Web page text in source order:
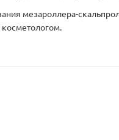
мезароллера-